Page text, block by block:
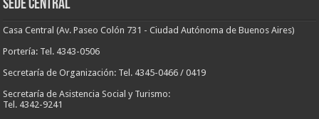
Sede Central
Casa Central (Av. Paseo Colón 731 - Ciudad Autónoma de Buenos Aires)
Portería: Tel. 4343-0506
Secretaría de Organización: Tel. 4345-0466 / 0419
Secretaría de Asistencia Social y Turismo:
Tel. 4342-9241